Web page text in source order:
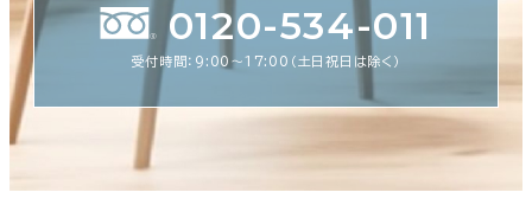
0120-534-011
受付時間：9:00〜17:00（土日祝日は除く）